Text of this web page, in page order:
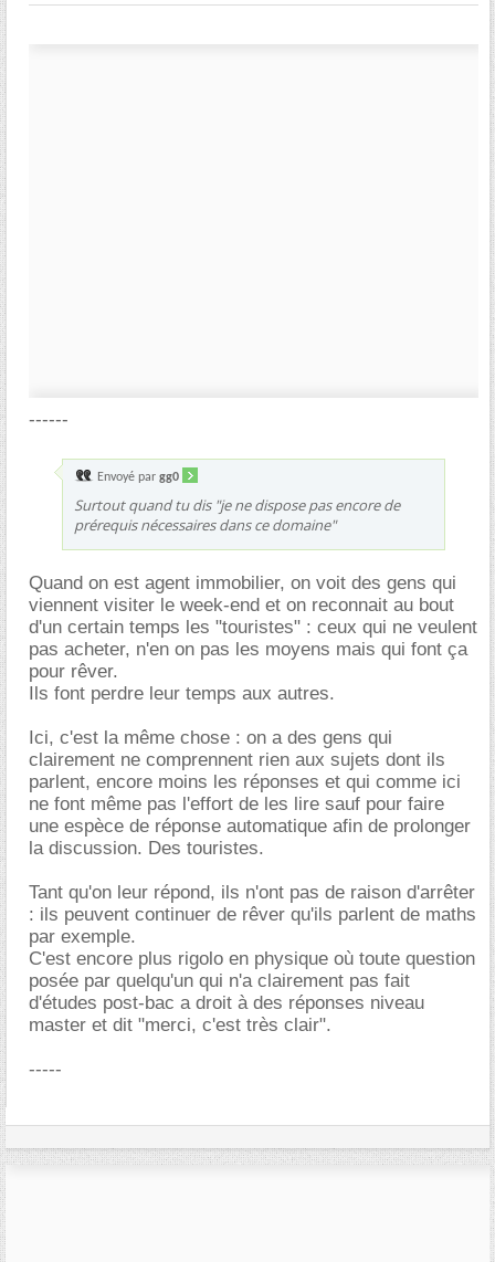
------
Envoyé par gg0
Surtout quand tu dis "je ne dispose pas encore de
prérequis nécessaires dans ce domaine"
Quand on est agent immobilier, on voit des gens qui
viennent visiter le week-end et on reconnait au bout
d'un certain temps les "touristes" : ceux qui ne veulent
pas acheter, n'en on pas les moyens mais qui font ça
pour rêver.
Ils font perdre leur temps aux autres.
Ici, c'est la même chose : on a des gens qui
clairement ne comprennent rien aux sujets dont ils
parlent, encore moins les réponses et qui comme ici
ne font même pas l'effort de les lire sauf pour faire
une espèce de réponse automatique afin de prolonger
la discussion. Des touristes.
Tant qu'on leur répond, ils n'ont pas de raison d'arrêter
: ils peuvent continuer de rêver qu'ils parlent de maths
par exemple.
C'est encore plus rigolo en physique où toute question
posée par quelqu'un qui n'a clairement pas fait
d'études post-bac a droit à des réponses niveau
master et dit "merci, c'est très clair".
-----